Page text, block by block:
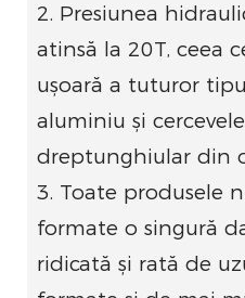
2. Presiunea
atinsă la 20T, ceea
ușoară a tuturor
aluminiu și
dreptunghiular din
3. Toate produsele
formate o singură
ridicată și rată de